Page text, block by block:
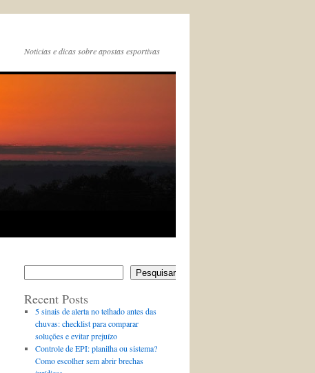
Noticias e dicas sobre apostas esportivas
Pesquisar
Recent Posts
5 sinais de alerta no telhado antes das
chuvas: checklist para comparar
soluções e evitar prejuízo
Controle de EPI: planilha ou sistema?
Como escolher sem abrir brechas